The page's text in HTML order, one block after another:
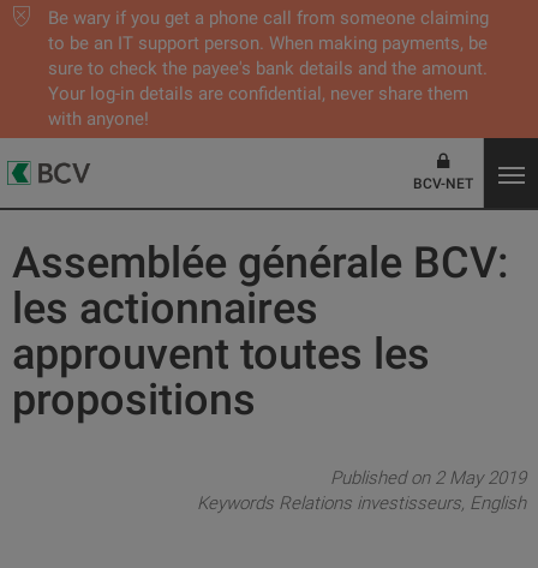
Be wary if you get a phone call from someone claiming
to be an IT support person. When making payments, be
sure to check the payee's bank details and the amount.
Your log-in details are confidential, never share them
with anyone!
BCV-NET
Assemblée générale BCV:
les actionnaires
approuvent toutes les
propositions
Published on 2 May 2019
Keywords Relations investisseurs English